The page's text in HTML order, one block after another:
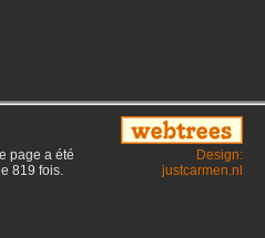
page a été
819 fois.
Design:
justcarmen.nl